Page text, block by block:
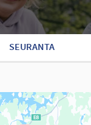
SEURANTA
tietueet